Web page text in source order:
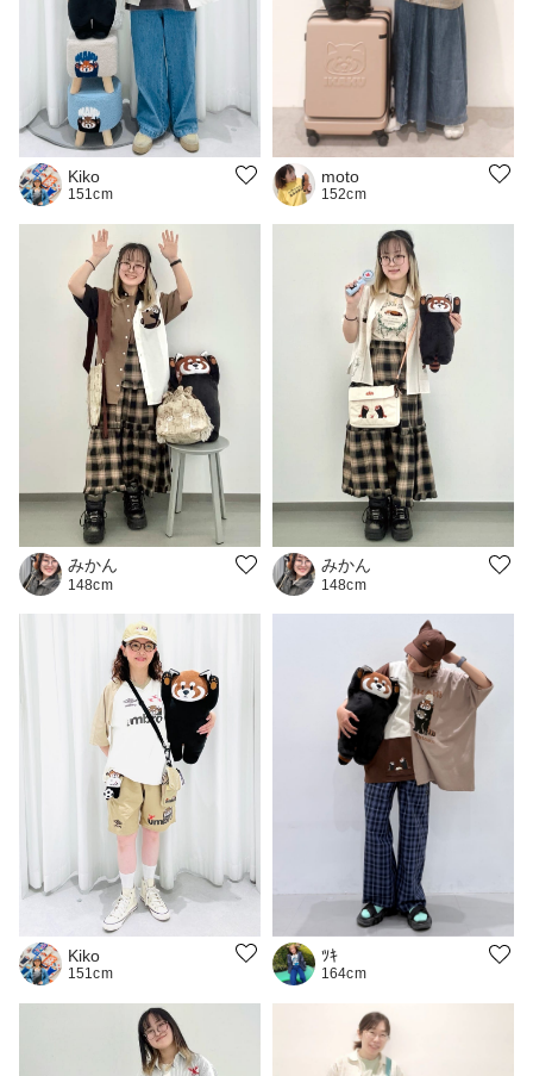
Kiko
151cm
moto
152cm
みかん
148cm
みかん
148cm
Kiko
151cm
ﾂｷ
164cm